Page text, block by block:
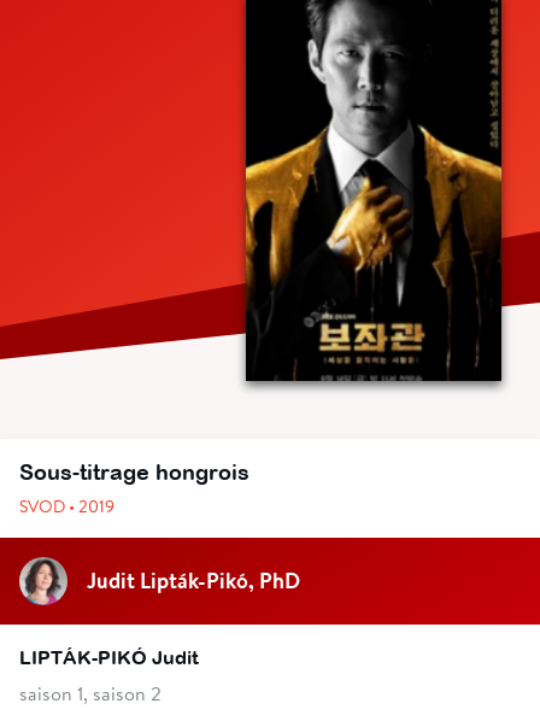
Sous-titrage hongrois
SVOD • 2019
Judit Lipták-Pikó, PhD
LIPTÁK-PIKÓ Judit
saison 1, saison 2